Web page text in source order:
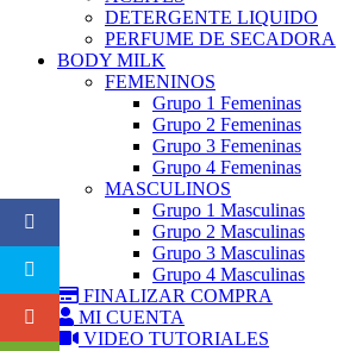
DETERGENTE LIQUIDO
PERFUME DE SECADORA
BODY MILK
FEMENINOS
Grupo 1 Femeninas
Grupo 2 Femeninas
Grupo 3 Femeninas
Grupo 4 Femeninas
MASCULINOS
Grupo 1 Masculinas
Grupo 2 Masculinas
Grupo 3 Masculinas
Grupo 4 Masculinas
FINALIZAR COMPRA
MI CUENTA
VIDEO TUTORIALES